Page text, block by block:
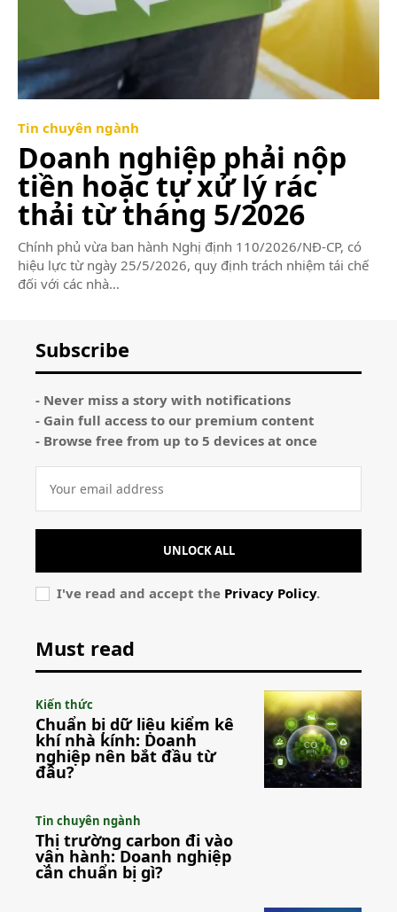
Tin chuyên ngành
Doanh nghiệp phải nộp
tiền hoặc tự xử lý rác
thải từ tháng 5/2026
Chính phủ vừa ban hành Nghị định 110/2026/NĐ-CP, có
hiệu lực từ ngày 25/5/2026, quy định trách nhiệm tái chế
đối với các nhà...
Subscribe
- Never miss a story with notifications
- Gain full access to our premium content
- Browse free from up to 5 devices at once
UNLOCK ALL
I've read and accept the Privacy Policy.
Must read
Kiến thức
Chuẩn bị dữ liệu kiểm kê
khí nhà kính: Doanh
nghiệp nên bắt đầu từ
đâu?
Tin chuyên ngành
Thị trường carbon đi vào
vận hành: Doanh nghiệp
cần chuẩn bị gì?